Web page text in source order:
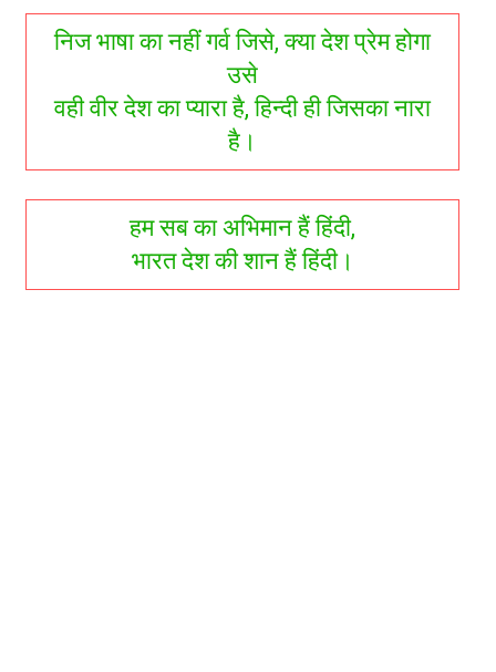
निज भाषा का नहीं गर्व जिसे, क्या देश प्रेम होगा
उसे
वही वीर देश का प्यारा है, हिन्दी ही जिसका नारा
है।
हम सब का अभिमान हैं हिंदी,
भारत देश की शान हैं हिंदी।